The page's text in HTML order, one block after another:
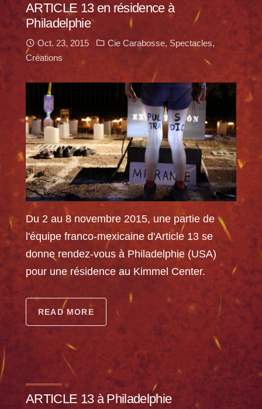
ARTICLE 13 en résidence à
Philadelphie
Oct. 23, 2015 Cie Carabosse, Spectacles,
Créations
Du 2 au 8 novembre 2015, une partie de
l'équipe franco-mexicaine d'Article 13 se
donne rendez-vous à Philadelphie (USA)
pour une résidence au Kimmel Center.
READ MORE
ARTICLE 13 à Philadelphie